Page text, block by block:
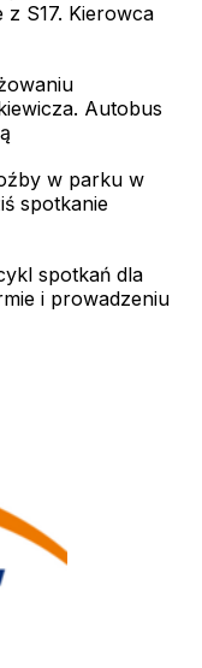
z S17. Kierowca
Autobus
w parku w
spotkanie
spotkań dla
i prowadzeniu